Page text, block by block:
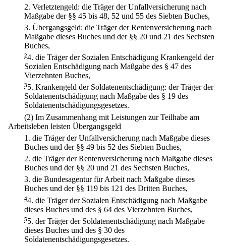
2. Verletztengeld: die Träger der Unfallversicherung nach
Maßgabe der §§ 45 bis 48, 52 und 55 des Siebten Buches,
3. Übergangsgeld: die Träger der Rentenversicherung nach
Maßgabe dieses Buches und der §§ 20 und 21 des Sechsten
Buches,
24. die Träger der Sozialen Entschädigung Krankengeld der
Sozialen Entschädigung nach Maßgabe des § 47 des
Vierzehnten Buches,
35. Krankengeld der Soldatenentschädigung: der Träger der
Soldatenentschädigung nach Maßgabe des § 19 des
Soldatenentschädigungsgesetzes.
(2) Im Zusammenhang mit Leistungen zur Teilhabe am
Arbeitsleben leisten Übergangsgeld
1. die Träger der Unfallversicherung nach Maßgabe dieses
Buches und der §§ 49 bis 52 des Siebten Buches,
2. die Träger der Rentenversicherung nach Maßgabe dieses
Buches und der §§ 20 und 21 des Sechsten Buches,
3. die Bundesagentur für Arbeit nach Maßgabe dieses
Buches und der §§ 119 bis 121 des Dritten Buches,
44. die Träger der Sozialen Entschädigung nach Maßgabe
dieses Buches und des § 64 des Vierzehnten Buches,
55. der Träger der Soldatenentschädigung nach Maßgabe
dieses Buches und des § 30 des
Soldatenentschädigungsgesetzes.